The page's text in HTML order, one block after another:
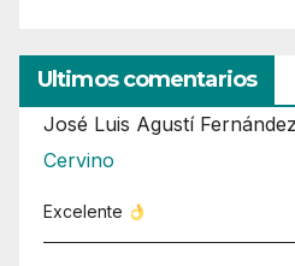
Ultimos comentarios
José Luis Agustí Fernández
Cervino
Excelente